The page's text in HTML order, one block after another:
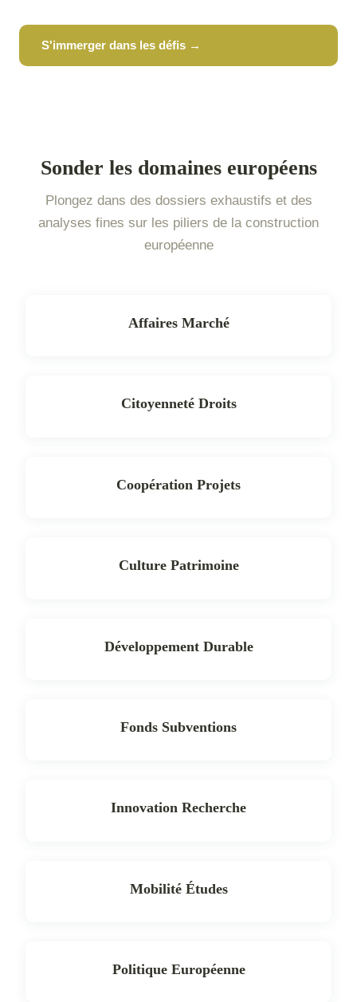
S'immerger dans les défis →
Sonder les domaines européens
Plongez dans des dossiers exhaustifs et des
analyses fines sur les piliers de la construction
européenne
Affaires Marché
Citoyenneté Droits
Coopération Projets
Culture Patrimoine
Développement Durable
Fonds Subventions
Innovation Recherche
Mobilité Études
Politique Européenne